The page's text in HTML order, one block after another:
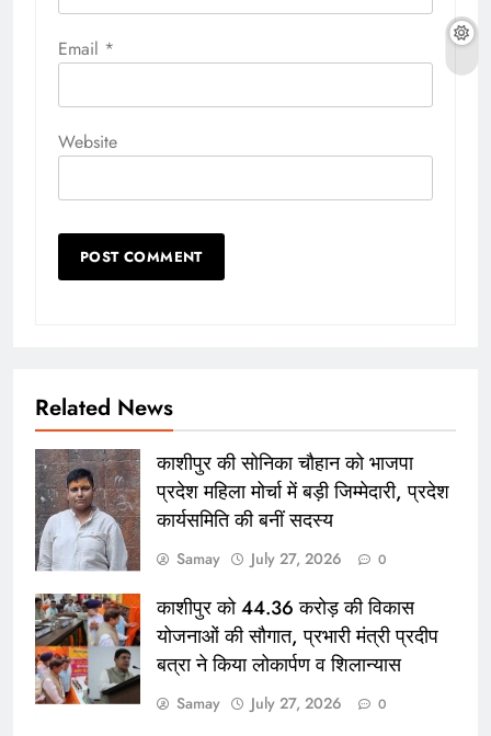
Email *
Website
Related News
काशीपुर की सोनिका चौहान को भाजपा
प्रदेश महिला मोर्चा में बड़ी जिम्मेदारी, प्रदेश
कार्यसमिति की बनीं सदस्य
Samay July 27, 2026 0
काशीपुर को 44.36 करोड़ की विकास
योजनाओं की सौगात, प्रभारी मंत्री प्रदीप
बत्रा ने किया लोकार्पण व शिलान्यास
Samay July 27, 2026 0